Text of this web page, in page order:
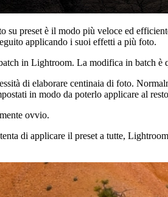
su preset è il modo più veloce ed
applicando i suoi effetti a più foto.
in Lightroom. La modifica in batch
di elaborare centinaia di foto.
in modo da poterlo applicare al
ovvio.
di applicare il preset a tutte,